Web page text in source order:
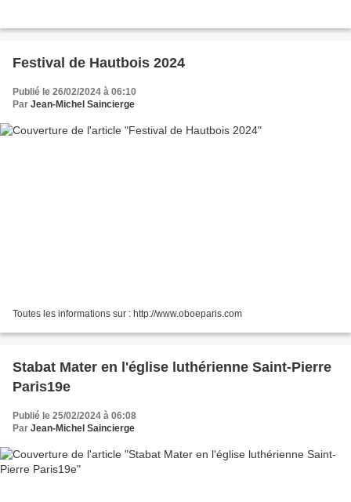
Festival de Hautbois 2024
Publié le 26/02/2024 à 06:10
Par Jean-Michel Saincierge
Toutes les informations sur : http://www.oboeparis.com
Stabat Mater en l'église luthérienne Saint-Pierre
Paris19e
Publié le 25/02/2024 à 06:08
Par Jean-Michel Saincierge